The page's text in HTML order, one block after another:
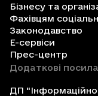
Бізнесу та
Фахівцям
Законодавство
Е-сервіси
Прес-центр
Додаткові
ДП